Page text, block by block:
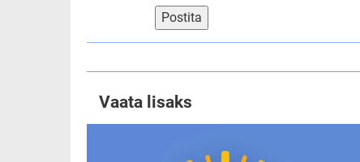
Postita
Vaata lisaks